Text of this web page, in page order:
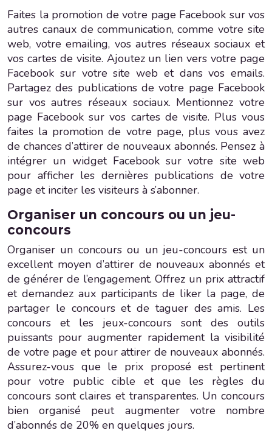
Faites la promotion de votre page Facebook sur vos
autres canaux de communication, comme votre site
web, votre emailing, vos autres réseaux sociaux et
vos cartes de visite. Ajoutez un lien vers votre page
Facebook sur votre site web et dans vos emails.
Partagez des publications de votre page Facebook
sur vos autres réseaux sociaux. Mentionnez votre
page Facebook sur vos cartes de visite. Plus vous
faites la promotion de votre page, plus vous avez
de chances d’attirer de nouveaux abonnés. Pensez à
intégrer un widget Facebook sur votre site web
pour afficher les dernières publications de votre
page et inciter les visiteurs à s’abonner.
Organiser un concours ou un jeu-
concours
Organiser un concours ou un jeu-concours est un
excellent moyen d’attirer de nouveaux abonnés et
de générer de l’engagement. Offrez un prix attractif
et demandez aux participants de liker la page, de
partager le concours et de taguer des amis. Les
concours et les jeux-concours sont des outils
puissants pour augmenter rapidement la visibilité
de votre page et pour attirer de nouveaux abonnés.
Assurez-vous que le prix proposé est pertinent
pour votre public cible et que les règles du
concours sont claires et transparentes. Un concours
bien organisé peut augmenter votre nombre
d’abonnés de 20% en quelques jours.